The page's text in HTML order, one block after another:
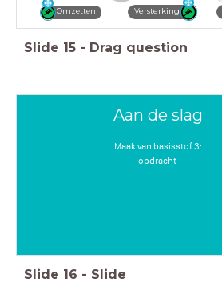
Omzetten Versterking
Slide 15 - Drag question
Aan de slag
Maak van basisstof 3:
opdracht
Slide 16 - Slide